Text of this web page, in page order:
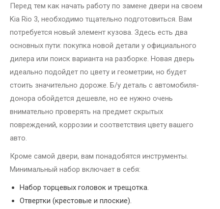
Перед тем как начать работу по замене двери на своем
Kia Rio 3, необходимо тщательно подготовиться. Вам
потребуется новый элемент кузова. Здесь есть два
основных пути: покупка новой детали у официального
дилера или поиск варианта на разборке. Новая дверь
идеально подойдет по цвету и геометрии, но будет
стоить значительно дороже. Б/у деталь с автомобиля-
донора обойдется дешевле, но ее нужно очень
внимательно проверять на предмет скрытых
повреждений, коррозии и соответствия цвету вашего
авто.
Кроме самой двери, вам понадобятся инструменты.
Минимальный набор включает в себя:
Набор торцевых головок и трещотка.
Отвертки (крестовые и плоские).